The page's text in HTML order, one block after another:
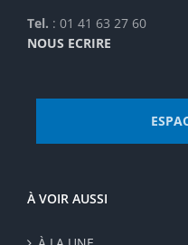
Tel. : 01 41 63 27 60
NOUS ECRIRE
À VOIR AUSSI